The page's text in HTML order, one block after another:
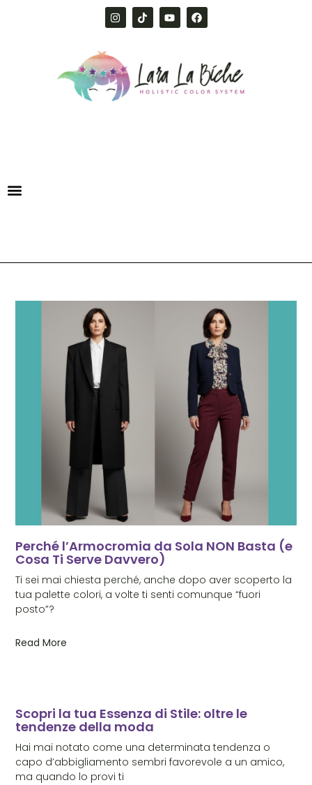
Perché l’Armocromia da Sola NON Basta (e
Cosa Ti Serve Davvero)
Ti sei mai chiesta perché, anche dopo aver scoperto la
tua palette colori, a volte ti senti comunque “fuori
posto”?
Read More
Scopri la tua Essenza di Stile: oltre le
tendenze della moda
Hai mai notato come una determinata tendenza o
capo d’abbigliamento sembri favorevole a un amico,
ma quando lo provi ti